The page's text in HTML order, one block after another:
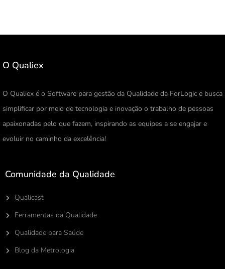
O Qualiex
O Qualiex é o Software para gestão da Qualidade da ForLogic e busca
simplificar por meio de tecnologia e inovação o trabalho de pessoas
apaixonadas pelo que fazem, inspirando as equipes a se engajar e
evoluir no caminho da excelência!
Comunidade da Qualidade
Qualicast
Ferramentas da Qualidade
Qualidade para Saúde
Blog da Metrologia